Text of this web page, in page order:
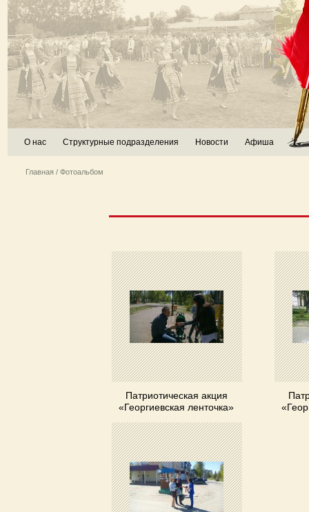
О нас Структурные подразделения Новости Афиша
Главная / Фотоальбом
Патриотическая акция
«Георгиевская ленточка»